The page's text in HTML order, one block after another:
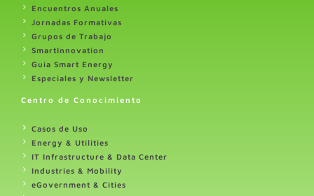
Encuentros Anuales
Jornadas Formativas
Grupos de Trabajo
SmartInnovation
Guia Smart Energy
Especiales y Newsletter
Centro de Conocimiento
Casos de Uso
Energy & Utilities
IT Infrastructure & Data Center
Industries & Mobility
eGovernment & Cities